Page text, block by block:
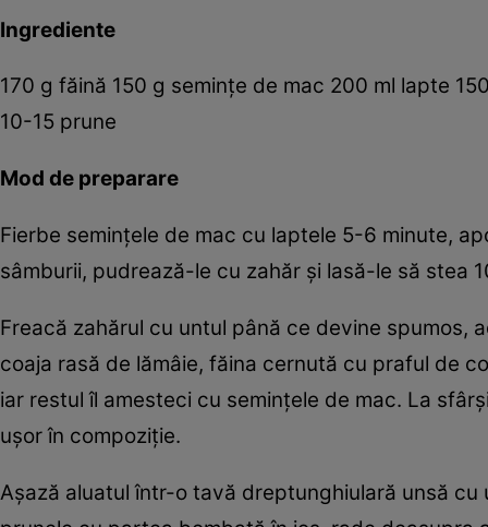
Ingrediente
170 g făină 150 g seminţe de mac 200 ml lapte
10-15 prune
Mod de preparare
Fierbe seminţele de mac cu laptele 5-6 minute,
sâmburii, pudrează-le cu zahăr şi lasă-le să stea
Freacă zahărul cu untul până ce devine spumos,
coaja rasă de lămâie, făina cernută cu praful de
iar restul îl amesteci cu seminţele de mac. La
uşor în compoziţie.
Aşază aluatul într-o tavă dreptunghiulară unsă